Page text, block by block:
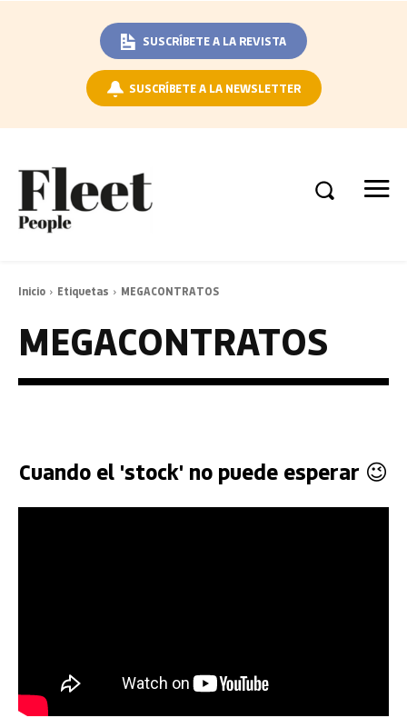
SUSCRÍBETE A LA REVISTA
SUSCRÍBETE A LA NEWSLETTER
Inicio Etiquetas MEGACONTRATOS
MEGACONTRATOS
Cuando el 'stock' no puede esperar 😉